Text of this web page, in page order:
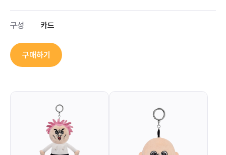
구성 카드
구매하기